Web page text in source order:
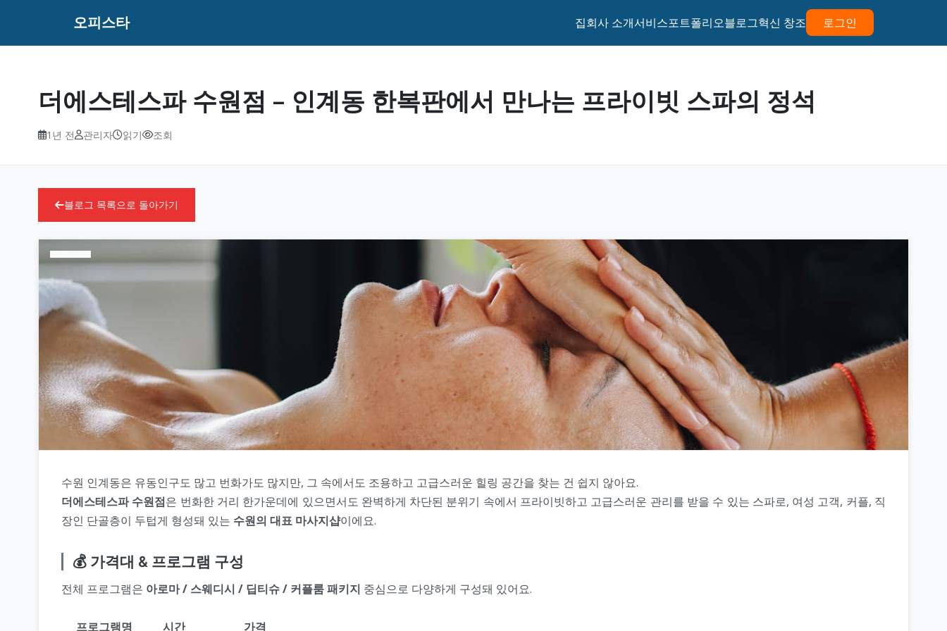
오피스타 집회사 소개서비스포트폴리오블로그혁신 창조 로그인
더에스테스파 수원점 – 인계동 한복판에서 만나는 프라이빗 스파의 정석
1년 전 관리자 읽기 조회
블로그 목록으로 돌아가기
수원 인계동은 유동인구도 많고 번화가도 많지만, 그 속에서도 조용하고 고급스러운 힐링 공간을 찾는 건 쉽지 않아요.
더에스테스파 수원점은 번화한 거리 한가운데에 있으면서도 완벽하게 차단된 분위기 속에서 프라이빗하고 고급스러운 관리를 받을 수 있는 스파로, 여성 고객, 커플, 직
장인 단골층이 두텁게 형성돼 있는 수원의 대표 마사지샵이에요.
💰 가격대 & 프로그램 구성
전체 프로그램은 아로마 / 스웨디시 / 딥티슈 / 커플룸 패키지 중심으로 다양하게 구성돼 있어요.
프로그램명 시간 가격